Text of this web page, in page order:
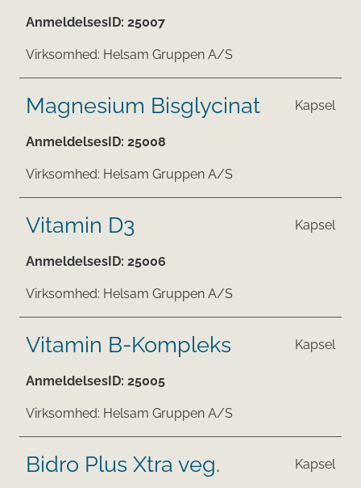
AnmeldelsesID: 25007
Virksomhed: Helsam Gruppen A/S
Magnesium Bisglycinat Kapsel
AnmeldelsesID: 25008
Virksomhed: Helsam Gruppen A/S
Vitamin D3 Kapsel
AnmeldelsesID: 25006
Virksomhed: Helsam Gruppen A/S
Vitamin B-Kompleks Kapsel
AnmeldelsesID: 25005
Virksomhed: Helsam Gruppen A/S
Bidro Plus Xtra veg. Kapsel